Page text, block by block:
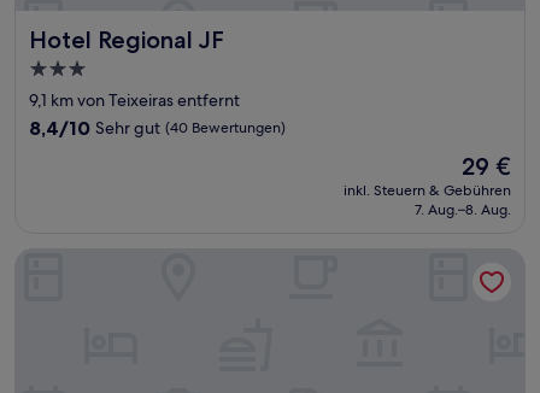
Hotel Regional JF
Hotel Regional JF
3.0-
Sterne-
Unterkunft
9,1 km von Teixeiras entfernt
8.4
Bewertungen)
8,4/10 Sehr gut (40 Bewertungen)
Der
Preis
beträgt
29 €
inkl. Steuern & Gebühren
7. Aug.–8. Aug.